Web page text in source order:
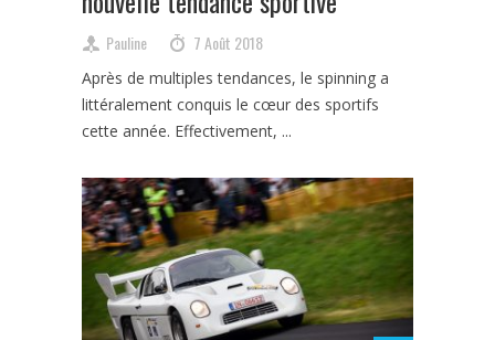
Pauline 7 Août 2018
Après de multiples tendances, le spinning a
littéralement conquis le cœur des sportifs
cette année. Effectivement, ...